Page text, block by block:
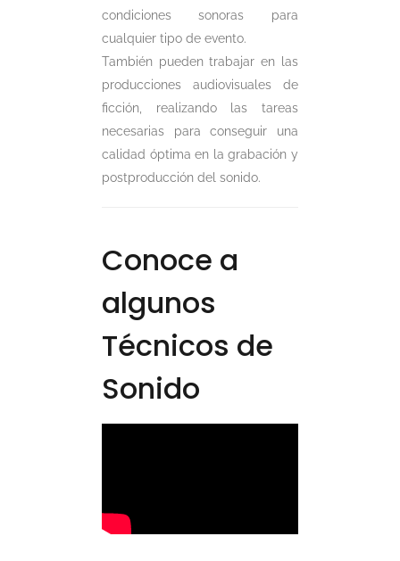
condiciones sonoras para
cualquier tipo de evento.
También pueden trabajar en las
producciones audiovisuales de
ficción, realizando las tareas
necesarias para conseguir una
calidad óptima en la grabación y
postproducción del sonido.
Conoce a
algunos
Técnicos de
Sonido